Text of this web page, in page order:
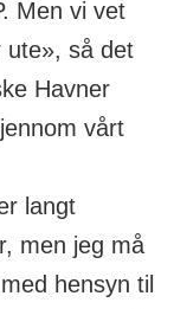
Men vi vet
ute», så det
Havner
vårt
langt
men jeg må
hensyn til